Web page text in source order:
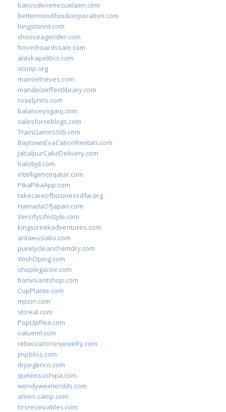
bancodevenezuelaen.com
bettermoodfoodcorporation.com
hingstonnt.com
chooseagender.com
hoverboardssale.com
alaskapolitics.com
stsmp.org
manoelneves.com
mandelaeffectlibrary.com
roselynns.com
balanceyoganj.com
salesforceblogs.com
TrainGames365.com
BaytownEvaCationRentals.com
JabalpurCakeDelivery.com
halobjd.com
intelligenceqatar.com
PikaPikaApp.com
takecareofbusinessdfw.org
HamadaOfJapan.com
VersifyLifestyle.com
kingscreekadventures.com
antaeuslabs.com
purelycleanchemdry.com
WishOping.com
shoplegacee.com
bonvivantshop.com
CupPlante.com
mpzin.com
stcreal.com
PopUpFlea.com
valueml.com
rebeccatorresjewelry.com
jmpbliss.com
drjorgerico.com
queensushipa.com
wendyweimerdds.com
ameri-camp.com
hrsreceivables.com